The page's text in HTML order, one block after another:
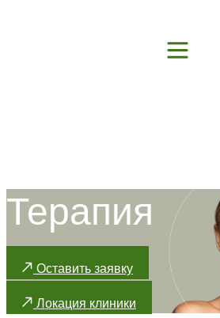
Терапия
Оставить заявку
Локация клиники